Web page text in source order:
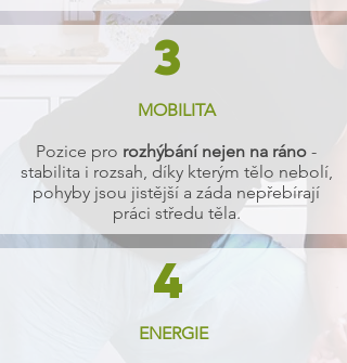
3
MOBILITA
Pozice pro rozhýbání nejen na ráno -
stabilita i rozsah, díky kterým tělo nebolí,
pohyby jsou jistější a záda nepřebírají
práci středu těla.
4
ENERGIE